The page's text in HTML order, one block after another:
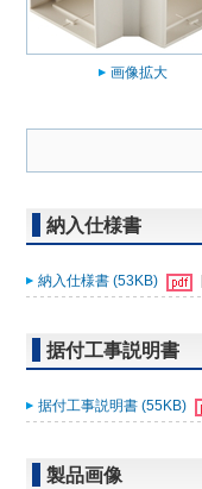
画像拡大
納入仕様書
納入仕様書 (53KB)
据付工事説明書
据付工事説明書 (55KB)
製品画像